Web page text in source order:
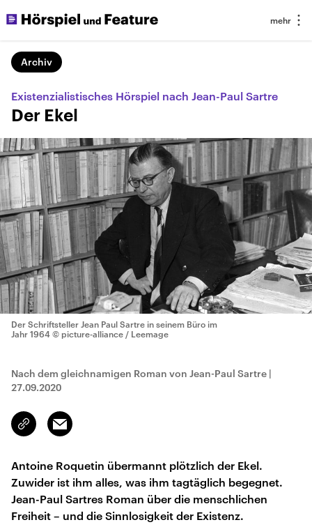
Archiv
Existenzialistisches Hörspiel nach Jean-Paul Sartre
Der Ekel
Der Schriftsteller Jean Paul Sartre in seinem Büro im
Jahr 1964 © picture-alliance / Leemage
Nach dem gleichnamigen Roman von Jean-Paul Sartre |
27.09.2020
Link
kopieren/teilen
Email
Antoine Roquetin übermannt plötzlich der Ekel.
Zuwider ist ihm alles, was ihm tagtäglich begegnet.
Jean-Paul Sartres Roman über die menschlichen
Freiheit – und die Sinnlosigkeit der Existenz.